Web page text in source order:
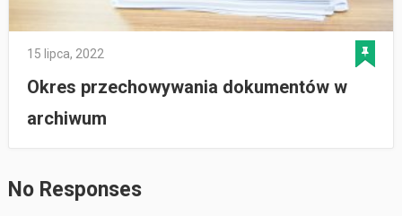
15 lipca, 2022
Okres przechowywania dokumentów w
archiwum
No Responses